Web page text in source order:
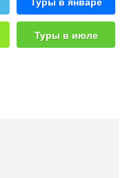
Туры в июле